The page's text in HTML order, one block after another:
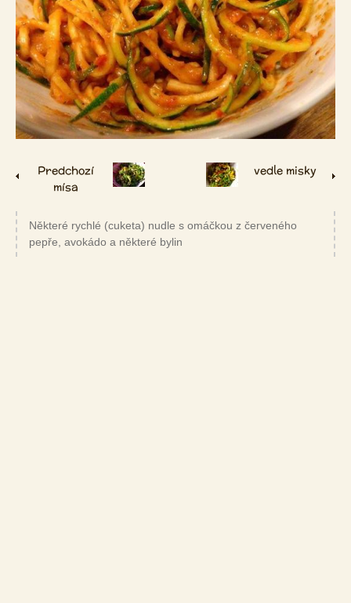
Predchozí
mísa
vedle misky
Některé rychlé (cuketa) nudle s omáčkou z červeného
pepře, avokádo a některé bylin